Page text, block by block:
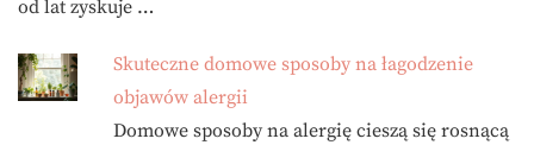
od lat zyskuje …
Skuteczne domowe sposoby na łagodzenie
objawów alergii
Domowe sposoby na alergię cieszą się rosnącą